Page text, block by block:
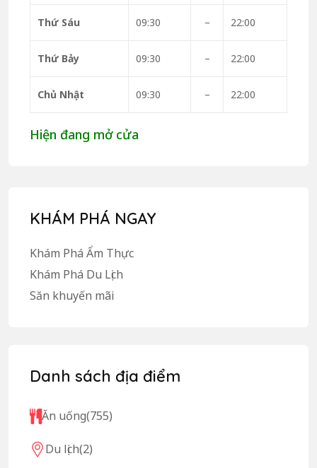
Thứ Sáu 09:30 – 22:00
Thứ Bảy 09:30 – 22:00
Chủ Nhật 09:30 – 22:00
Hiện đang mở cửa
KHÁM PHÁ NGAY
Khám Phá Ẩm Thực
Khám Phá Du Lịch
Săn khuyến mãi
Danh sách địa điểm
Ăn uống(755)
Du lịch(2)